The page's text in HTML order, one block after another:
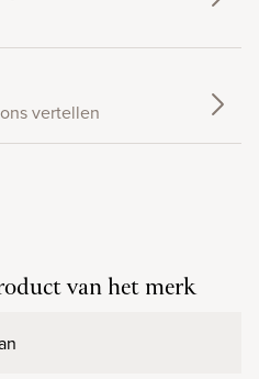
vertellen
van het merk